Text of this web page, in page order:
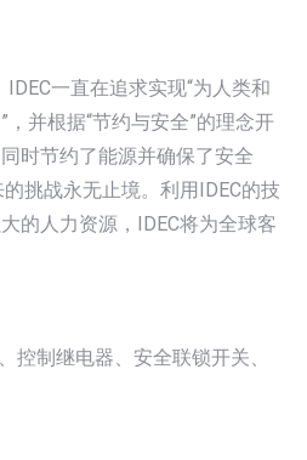
一直在追求实现“为人类和
并根据“节约与安全”的理念开
时节约了能源并确保了安全
挑战永无止境。利用IDEC的技
的人力资源，IDEC将为全球客
控制继电器、安全联锁开关、